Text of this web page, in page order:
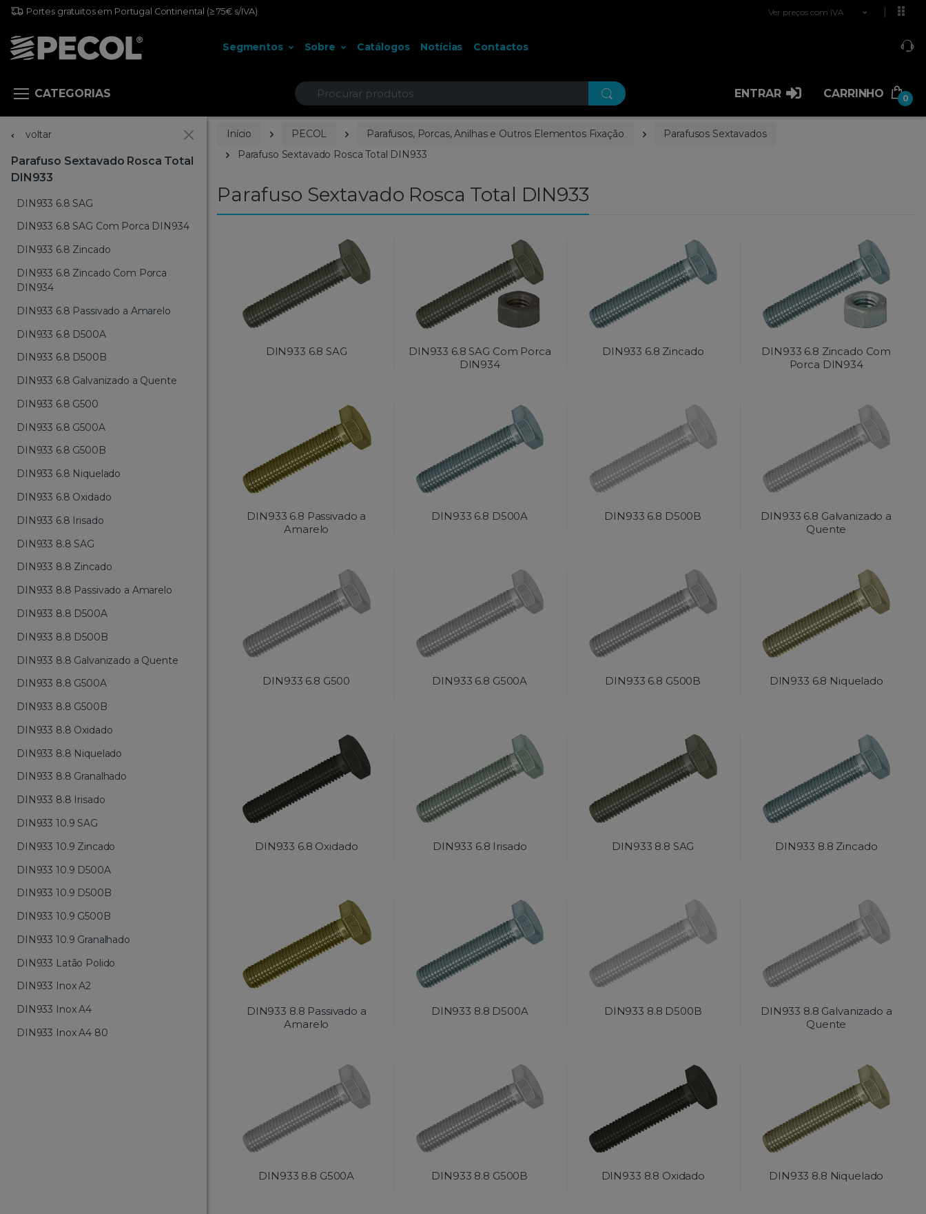
Portes gratuitos em Portugal Continental (≥ 75€ s/IVA) Ver preços com IVA
Segmentos Sobre Catálogos Notícias Contactos
CATEGORIAS Procurar ENTRAR CARRINHO 0
voltar
Parafuso Sextavado Rosca Total
DIN933
DIN933 6.8 SAG
DIN933 6.8 SAG Com Porca DIN934
DIN933 6.8 Zincado
DIN933 6.8 Zincado Com Porca
DIN934
DIN933 6.8 Passivado a Amarelo
DIN933 6.8 D500A
DIN933 6.8 D500B
DIN933 6.8 Galvanizado a Quente
DIN933 6.8 G500
DIN933 6.8 G500A
DIN933 6.8 G500B
DIN933 6.8 Niquelado
DIN933 6.8 Oxidado
DIN933 6.8 Irisado
DIN933 8.8 SAG
DIN933 8.8 Zincado
DIN933 8.8 Passivado a Amarelo
DIN933 8.8 D500A
DIN933 8.8 D500B
DIN933 8.8 Galvanizado a Quente
DIN933 8.8 G500A
DIN933 8.8 G500B
DIN933 8.8 Oxidado
DIN933 8.8 Niquelado
DIN933 8.8 Granalhado
DIN933 8.8 Irisado
DIN933 10.9 SAG
DIN933 10.9 Zincado
DIN933 10.9 D500A
DIN933 10.9 D500B
DIN933 10.9 G500B
DIN933 10.9 Granalhado
DIN933 Latão Polido
DIN933 Inox A2
DIN933 Inox A4
DIN933 Inox A4 80
Início PECOL Parafusos, Porcas, Anilhas e Outros Elementos Fixação
Parafusos Sextavados
Parafuso Sextavado Rosca Total DIN933
Parafuso Sextavado Rosca Total DIN933
DIN933 6.8 SAG
DIN933 6.8 SAG Com Porca
DIN934
DIN933 6.8 Zincado
DIN933 6.8 Zincado Com
Porca DIN934
DIN933 6.8 Passivado a
Amarelo
DIN933 6.8 D500A DIN933 6.8 D500B
DIN933 6.8 Galvanizado a
Quente
DIN933 6.8 G500 DIN933 6.8 G500A DIN933 6.8 G500B DIN933 6.8 Niquelado
DIN933 6.8 Oxidado DIN933 6.8 Irisado DIN933 8.8 SAG DIN933 8.8 Zincado
DIN933 8.8 Passivado a
Amarelo
DIN933 8.8 D500A DIN933 8.8 D500B
DIN933 8.8 Galvanizado a
Quente
DIN933 8.8 G500A DIN933 8.8 G500B DIN933 8.8 Oxidado DIN933 8.8 Niquelado